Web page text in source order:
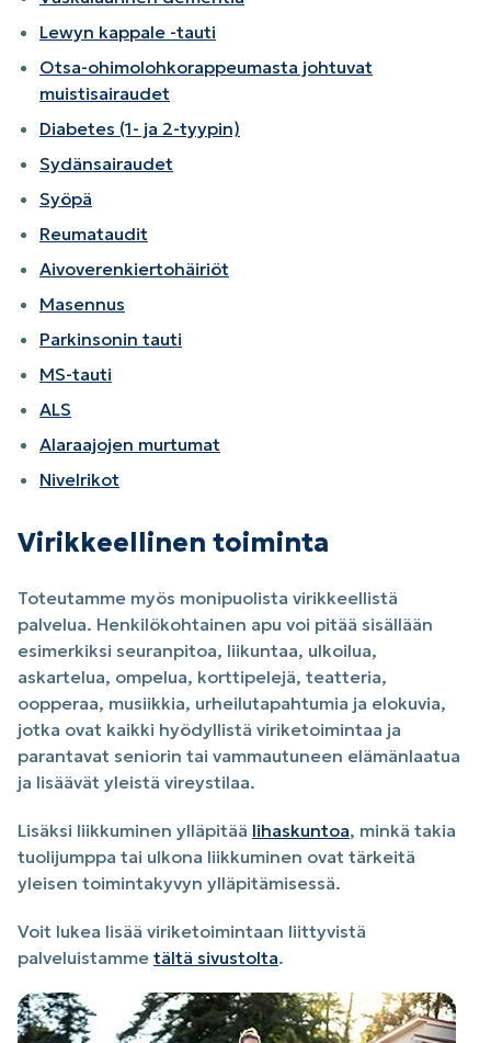
Lewyn kappale -tauti
Otsa-ohimolohkorappeumasta johtuvat
muistisairaudet
Diabetes (1- ja 2-tyypin)
Sydänsairaudet
Syöpä
Reumataudit
Aivoverenkiertohäiriöt
Masennus
Parkinsonin tauti
MS-tauti
ALS
Alaraajojen murtumat
Nivelrikot
Virikkeellinen toiminta
Toteutamme myös monipuolista virikkeellistä
palvelua. Henkilökohtainen apu voi pitää sisällään
esimerkiksi seuranpitoa, liikuntaa, ulkoilua,
askartelua, ompelua, korttipelejä, teatteria,
oopperaa, musiikkia, urheilutapahtumia ja elokuvia,
jotka ovat kaikki hyödyllistä viriketoimintaa ja
parantavat seniorin tai vammautuneen elämänlaatua
ja lisäävät yleistä vireystilaa.
Lisäksi liikkuminen ylläpitää lihaskuntoa, minkä takia
tuolijumppa tai ulkona liikkuminen ovat tärkeitä
yleisen toimintakyvyn ylläpitämisessä.
Voit lukea lisää viriketoimintaan liittyvistä
palveluistamme tältä sivustolta.